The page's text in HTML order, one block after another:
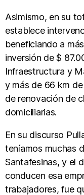
Asimismo, en su
establece
beneficiando a
inversión de $
Infraestructura y
y más de 66 km
de renovación de
domiciliarias.
En su discurso
teníamos muchas
Santafesinas, y el
conducen esa
trabajadores, fue